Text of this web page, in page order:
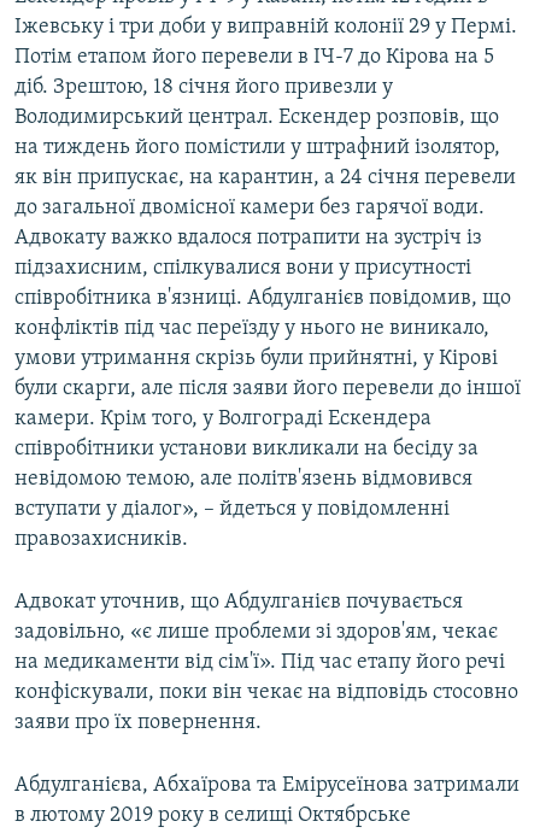
Іжевську і три доби у виправній колонії 29 у Пермі.
Потім етапом його перевели в ІЧ-7 до Кірова на 5
діб. Зрештою, 18 січня його привезли у
Володимирський централ. Ескендер розповів, що
на тиждень його помістили у штрафний ізолятор,
як він припускає, на карантин, а 24 січня перевели
до загальної двомісної камери без гарячої води.
Адвокату важко вдалося потрапити на зустріч із
підзахисним, спілкувалися вони у присутності
співробітника в'язниці. Абдулганієв повідомив, що
конфліктів під час переїзду у нього не виникало,
умови утримання скрізь були прийнятні, у Кірові
були скарги, але після заяви його перевели до іншої
камери. Крім того, у Волгограді Ескендера
співробітники установи викликали на бесіду за
невідомою темою, але політв'язень відмовився
вступати у діалог», – йдеться у повідомленні
правозахисників.
Адвокат уточнив, що Абдулганієв почувається
задовільно, «є лише проблеми зі здоров'ям, чекає
на медикаменти від сім'ї». Під час етапу його речі
конфіскували, поки він чекає на відповідь стосовно
заяви про їх повернення.
Абдулганієва, Абхаїрова та Емірусеїнова затримали
в лютому 2019 року в селищі Октябрське